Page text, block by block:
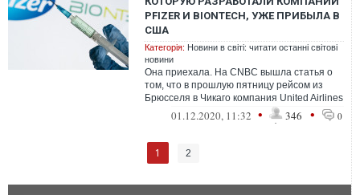
PFIZER И BIONTECH, УЖЕ ПРИБЫЛА В
США
Категорія: Новини в світі: читати останні світові
новини
Она приехала. На CNBC вышла статья о
том, что в прошлую пятницу рейсом из
Брюсселя в Чикаго компания United Airlines
привезла первую партию вакцины от...
01.12.2020, 11:32 • 346 • 0
1 2